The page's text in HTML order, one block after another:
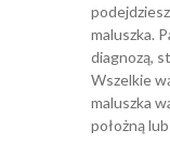
maluszka.
diagnozą,
Wszelkie
maluszka
położną